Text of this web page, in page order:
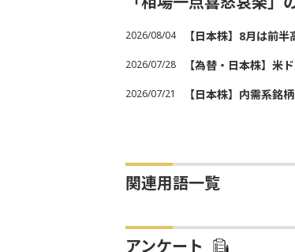
2026/08/04 【日本株】8月は前
2026/07/28 【為替・日本株】米
2026/07/21 【日本株】内需系銘
関連用語一覧
アンケート